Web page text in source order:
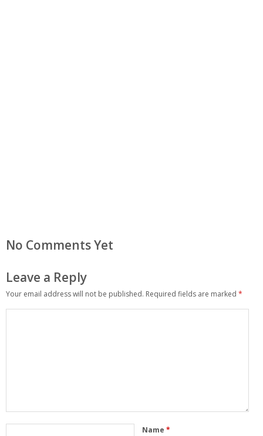
No Comments Yet
Leave a Reply
Your email address will not be published. Required fields are marked *
Name *